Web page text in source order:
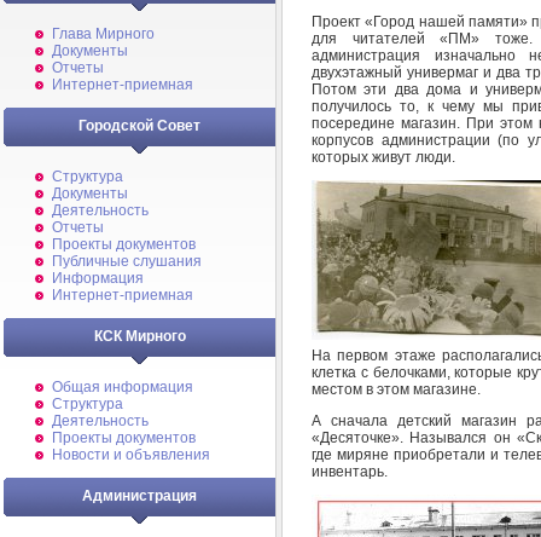
Глава Мирного
Документы
Отчеты
Интернет-приемная
Городской Совет
Структура
Документы
Деятельность
Отчеты
Проекты документов
Публичные слушания
Информация
Интернет-приемная
КСК Мирного
Общая информация
Структура
Деятельность
Проекты документов
Новости и объявления
Администрация
Проект «Город нашей памяти»
для читателей «ПМ» тоже.
администрация
двухэтажный универмаг и два
Потом эти два дома и
получилось то, к чему мы
посередине магазин. При
корпусов администрации (по
которых живут люди.
На первом этаже
клетка с белочками, которые
местом в этом магазине.
А сначала детский магазин
«Десяточке». Назывался он
где миряне приобретали и
инвентарь.